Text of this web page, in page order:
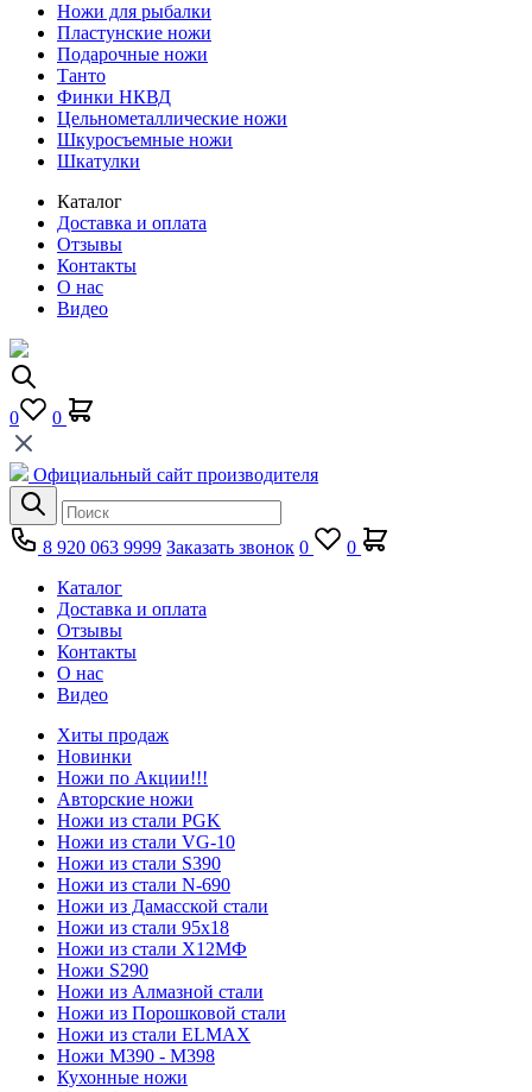
Ножи для рыбалки
Пластунские ножи
Подарочные ножи
Танто
Финки НКВД
Цельнометаллические ножи
Шкуросъемные ножи
Шкатулки
Каталог
Доставка и оплата
Отзывы
Контакты
О нас
Видео
0 0
Официальный сайт производителя
8 920 063 9999 Заказать звонок 0
0
Каталог
Доставка и оплата
Отзывы
Контакты
О нас
Видео
Хиты продаж
Новинки
Ножи по Акции!!!
Авторские ножи
Ножи из стали PGK
Ножи из стали VG-10
Ножи из стали S390
Ножи из стали N-690
Ножи из Дамасской стали
Ножи из стали 95х18
Ножи из стали Х12МФ
Ножи S290
Ножи из Алмазной стали
Ножи из Порошковой стали
Ножи из стали ELMAX
Ножи М390 - М398
Кухонные ножи